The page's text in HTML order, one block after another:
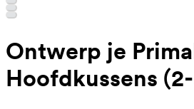
Ontwerp je
Hoofdkussens